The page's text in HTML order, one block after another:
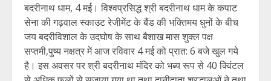
बदरीनाथ धाम, 4 मई। विश्वप्रसिद्ध श्री बदरीनाथ धाम के कपाट
सेना की गढ़वाल स्काउट रेजीमेंट के बैंड की भक्तिमय धुनों के बीच
जय बदरीविशाल के उदघोष के साथ बैशाख मास शुक्ल पक्ष
सप्तमी,पुष्य नक्षत्र में आज रविवार 4 मई को प्रात: 6 बजे खुल गये
है। इस अवसर पर श्री बदरीनाथ मंदिर को भब्य रूप से 40 क्विंटल